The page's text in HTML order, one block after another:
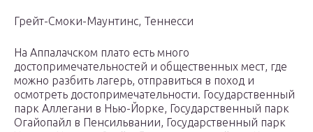
Грейт-Смоки-Маунтинс, Теннесси
На Аппалачском плато есть много
достопримечательностей и общественных мест, где
можно разбить лагерь, отправиться в поход и
осмотреть достопримечательности. Государственный
парк Аллегани в Нью-Йорке, Государственный парк
Огайопайл в Пенсильвании, Государственный парк